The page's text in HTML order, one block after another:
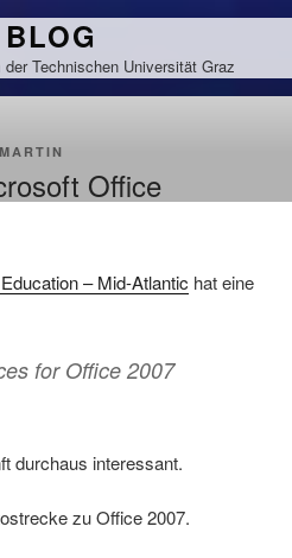
Technischen Universität Graz
MARTIN
Office
– Mid-Atlantic hat eine
for Office 2007
durchaus interessant.
zu Office 2007.